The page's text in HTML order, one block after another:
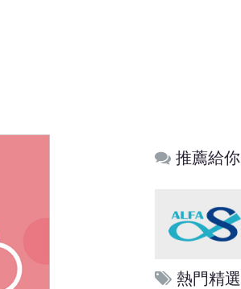
推薦給你
熱門精選